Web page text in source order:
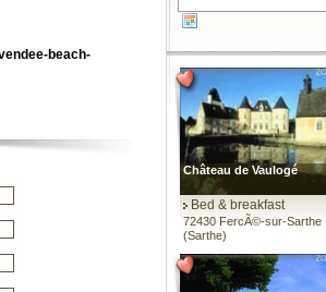
beach-
Château de Vaulogé
Bed & breakfast
72430 FercÃ©-sur-Sarthe
(Sarthe)